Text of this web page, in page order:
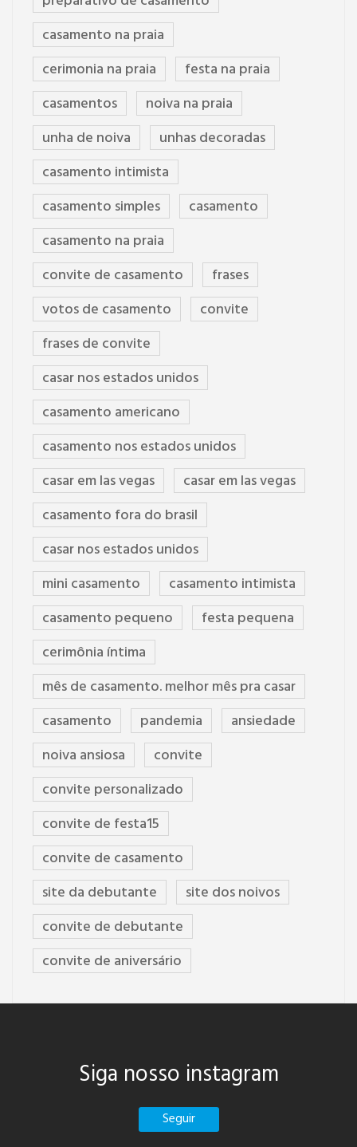
casamento na praia
cerimonia na praia
festa na praia
casamentos
noiva na praia
unha de noiva
unhas decoradas
casamento intimista
casamento simples
casamento
casamento na praia
convite de casamento
frases
votos de casamento
convite
frases de convite
casar nos estados unidos
casamento americano
casamento nos estados unidos
casar em las vegas
casar em las vegas
casamento fora do brasil
casar nos estados unidos
mini casamento
casamento intimista
casamento pequeno
festa pequena
cerimônia íntima
mês de casamento. melhor mês pra casar
casamento
pandemia
ansiedade
noiva ansiosa
convite
convite personalizado
convite de festa15
convite de casamento
site da debutante
site dos noivos
convite de debutante
convite de aniversário
Siga nosso instagram
Seguir